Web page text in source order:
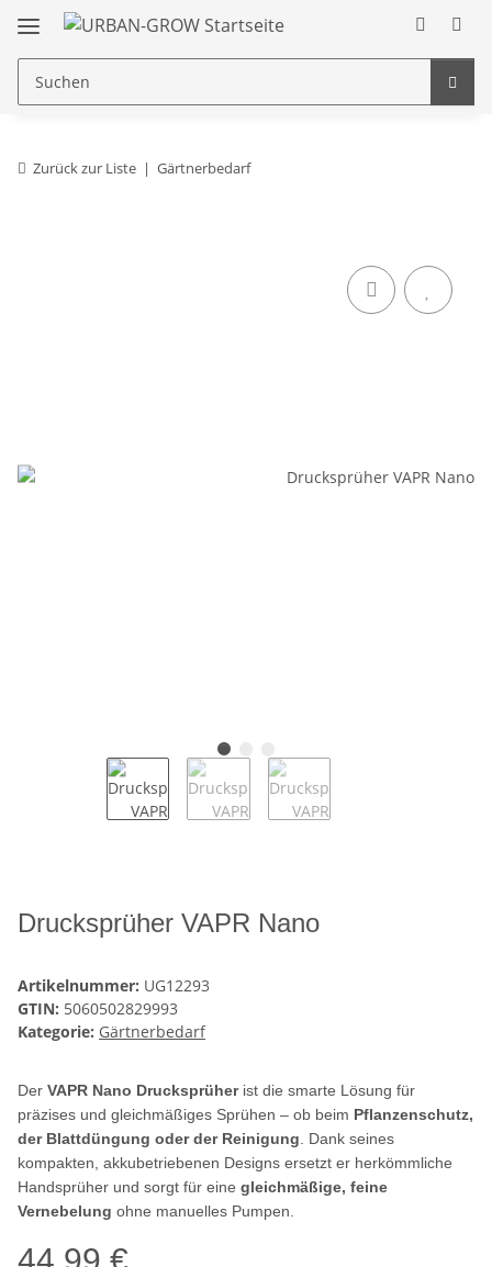
Zurück zur Liste Gärtnerbedarf
Drucksprüher VAPR Nano
Artikelnummer: UG12293
GTIN: 5060502829993
Kategorie: Gärtnerbedarf
Der VAPR Nano Drucksprüherist die smarte Lösung für
präzises und gleichmäßiges Sprühen – ob beim Pflanzenschutz,
der Blattdüngung oder der Reinigung. Dank seines
kompakten, akkubetriebenen Designs ersetzt er herkömmliche
Handsprüher und sorgt für eine gleichmäßige, feine
Vernebelung ohne manuelles Pumpen.